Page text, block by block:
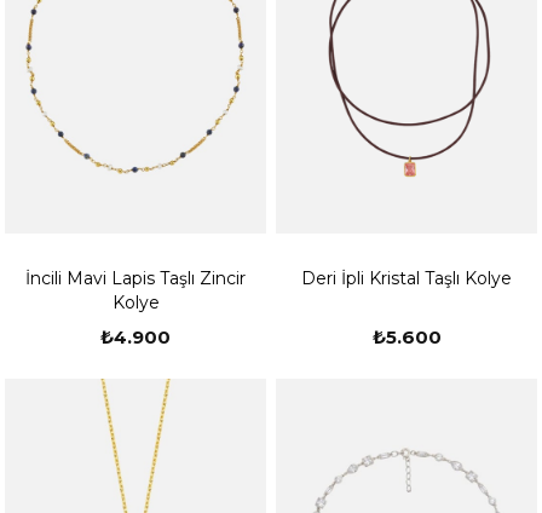
İncili Mavi Lapis Taşlı Zincir
Kolye
₺4.900
Deri İpli Kristal Taşlı Kolye
₺5.600